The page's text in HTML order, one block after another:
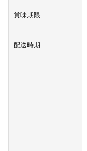
賞味期限
配送時期